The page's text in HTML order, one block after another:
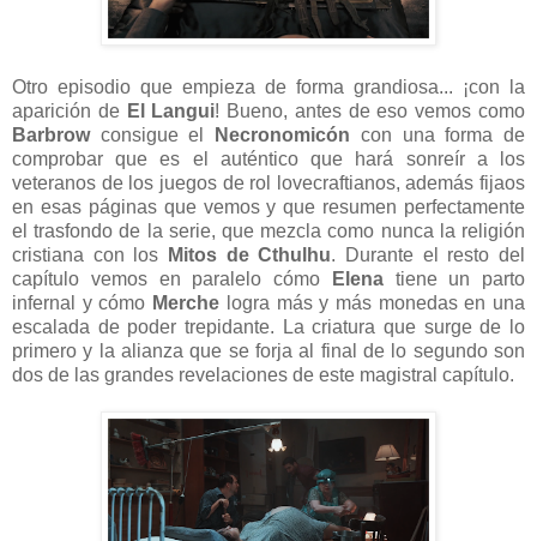
Otro episodio que empieza de forma grandiosa... ¡con la
aparición de El Langui! Bueno, antes de eso vemos como
Barbrowconsigue el Necronomicón con una forma de
comprobar que es el auténtico que hará sonreír a los
veteranos de los juegos de rol lovecraftianos, además fijaos
en esas páginas que vemos y que resumen perfectamente
el trasfondo de la serie, que mezcla como nunca la religión
cristiana con los
Mitos de Cthulhu. Durante el resto del
capítulo vemos en paralelo cómo
Elenatiene un parto
infernal y cómo Merche logra más y más monedas en una
escalada de poder trepidante. La criatura que surge de lo
primero y la alianza que se forja al final de lo segundo son
dos de las grandes revelaciones de este magistral capítulo.